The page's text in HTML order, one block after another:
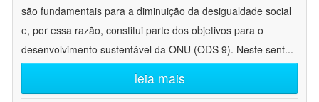
são fundamentais para a diminuição da desigualdade social
e, por essa razão, constitui parte dos objetivos para o
desenvolvimento sustentável da ONU (ODS 9). Neste sent...
leia mais